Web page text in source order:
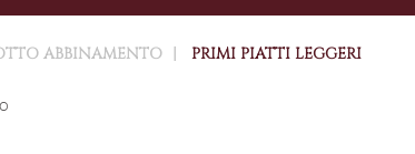
ABBINAMENTO PRIMI PIATTI LEGGERI